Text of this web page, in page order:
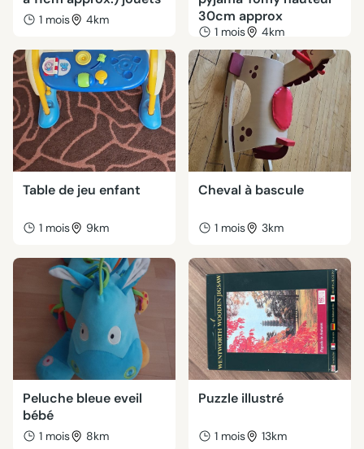
1 mois 4km
30cm approx
1 mois 4km
Table de jeu enfant
1 mois 9km
Cheval à bascule
1 mois 3km
Peluche bleue eveil
bébé
1 mois 8km
Puzzle illustré
1 mois 13km